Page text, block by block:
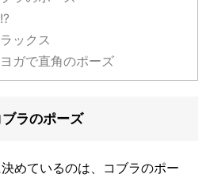
!?
ックス
ガで直角のポーズ
ラのポーズ
めているのは、コブラのポー